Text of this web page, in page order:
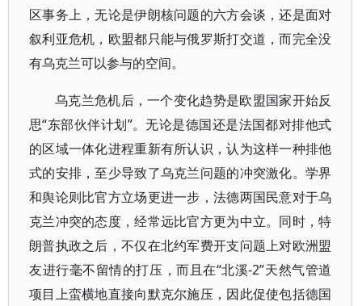
区事务上，无论是伊朗核问题的六方会谈，还是面对
叙利亚危机，欧盟都只能与俄罗斯打交道，而完全没
有乌克兰可以参与的空间。
乌克兰危机后，一个变化趋势是欧盟国家开始反
思“东部伙伴计划”。无论是德国还是法国都对排他式
的区域一体化进程重新有所认识，认为这样一种排他
式的安排，至少导致了乌克兰问题的冲突激化。学界
和舆论则比官方立场更进一步，法德两国民意对于乌
克兰冲突的态度，经常远比官方更为中立。同时，特
朗普执政之后，不仅在北约军费开支问题上对欧洲盟
友进行毫不留情的打压，而且在“北溪-2”天然气管道
项目上蛮横地直接向默克尔施压，因此促使包括德国